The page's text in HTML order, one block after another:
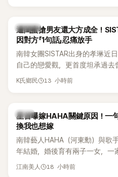
的錄音內容，而A也首度承認自
像團體的「站姐」，事件持續延燒
K-POP
遭閨蜜搶男友還大方成全！
因對方「1句話」忍痛放手
南韓女團SISTAR出身的孝琳近
自己的戀愛觀，更首度坦承過去
表示，當時選擇瀟灑放手，但如
K氏鄉民 13 小時前
韓星
星首曝嫁HAHA關鍵原因！一
換我也想嫁
南韓藝人HAHA（河東勳）與歌
年結婚，婚後育有兩子一女，一
國演藝圈公認的模範夫妻。近日
江南美人 18 小時前